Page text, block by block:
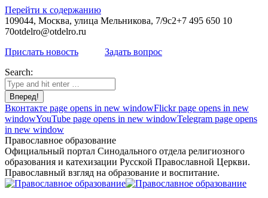
Перейти к содержанию
109044, Москва, улица Мельникова, 7/9с2+7 495 650 10
70otdelro@otdelro.ru
Прислать новость
Задать вопрос
Search:
Вконтакте page opens in new windowFlickr page opens in new
windowYouTube page opens in new windowTelegram page opens
in new window
Православное образование
Официальный портал Синодального отдела религиозного
образования и катехизации Русской Православной Церкви.
Православный взгляд на образование и воспитание.